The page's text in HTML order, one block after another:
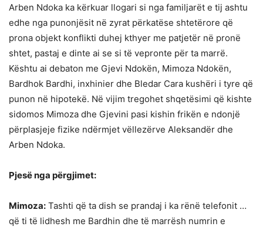
Arben Ndoka ka kërkuar llogari si nga familjarët e tij ashtu
edhe nga punonjësit në zyrat përkatëse shtetërore që
prona objekt konflikti duhej kthyer me patjetër në pronë
shtet, pastaj e dinte ai se si të vepronte për ta marrë.
Kështu ai debaton me Gjevi Ndokën, Mimoza Ndokën,
Bardhok Bardhi, inxhinier dhe Bledar Cara kushëri i tyre që
punon në hipotekë. Në vijim tregohet shqetësimi që kishte
sidomos Mimoza dhe Gjevini pasi kishin frikën e ndonjë
përplasjeje fizike ndërmjet vëllezërve Aleksandër dhe
Arben Ndoka.
Pjesë nga përgjimet:
Mimoza: Tashti që ta dish se prandaj i ka rënë telefonit …
që ti të lidhesh me Bardhin dhe të marrësh numrin e